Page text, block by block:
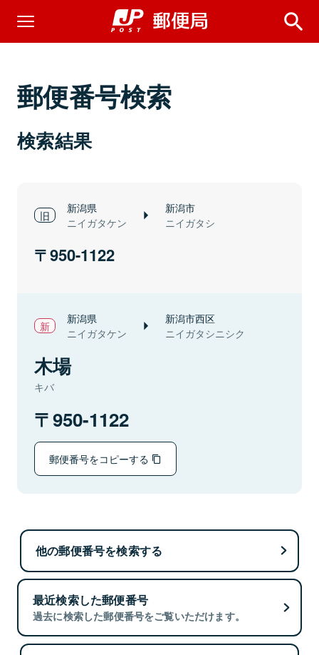
郵便番号検索
検索結果
新潟県
ニイガタケン
新潟市
ニイガタシ
950-1122
新潟県
ニイガタケン
新潟市西区
ニイガタシニシク
木場
キバ
950-1122
郵便番号をコピーする
他の郵便番号を検索する
最近検索した郵便番号
過去に検索した郵便番号をご覧いただけます。